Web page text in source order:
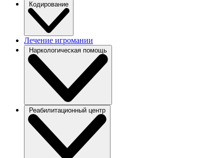
Кодирование
Лечение игромании
Наркологическая помощь
Реабилитационный центр